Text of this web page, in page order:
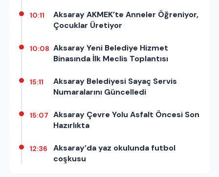
10:11
Aksaray AKMEK’te Anneler Öğreniyor,
Çocuklar Üretiyor
10:08 Aksaray Yeni Belediye Hizmet
Binasında İlk Meclis Toplantısı
15:11
Aksaray Belediyesi Sayaç Servis
Numaralarını Güncelledi
15:07
Aksaray Çevre Yolu Asfalt Öncesi Son
Hazırlıkta
12:36
Aksaray’da yaz okulunda futbol
coşkusu